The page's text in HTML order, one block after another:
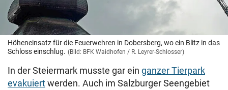
Höheneinsatz für die Feuerwehren in Dobersberg, wo ein Blitz in das
Schloss einschlug. (Bild: BFK Waidhofen / R. Leyrer-Schlosser)
In der Steiermark musste gar ein ganzer Tierpark
evakuiertwerden. Auch im Salzburger Seengebiet